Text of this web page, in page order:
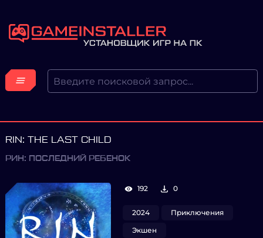
RIN: THE LAST CHILD
РИН: ПОСЛЕДНИЙ РЕБЕНОК
192 0
2024
Приключения
Экшен